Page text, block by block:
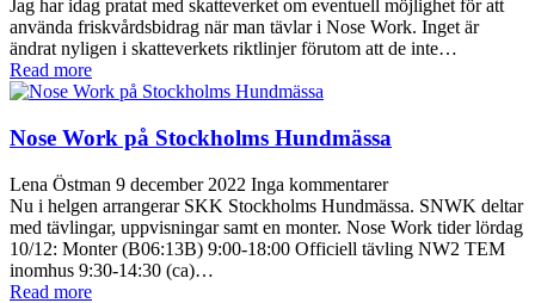
Jag har idag pratat med skatteverket om eventuell möjlighet för att
använda friskvårdsbidrag när man tävlar i Nose Work. Inget är
ändrat nyligen i skatteverkets riktlinjer förutom att de inte…
Read more
Nose Work på Stockholms Hundmässa
Lena Östman 9 december 2022 Inga kommentarer
Nu i helgen arrangerar SKK Stockholms Hundmässa. SNWK deltar
med tävlingar, uppvisningar samt en monter. Nose Work tider lördag
10/12: Monter (B06:13B) 9:00-18:00 Officiell tävling NW2 TEM
inomhus 9:30-14:30 (ca)…
Read more